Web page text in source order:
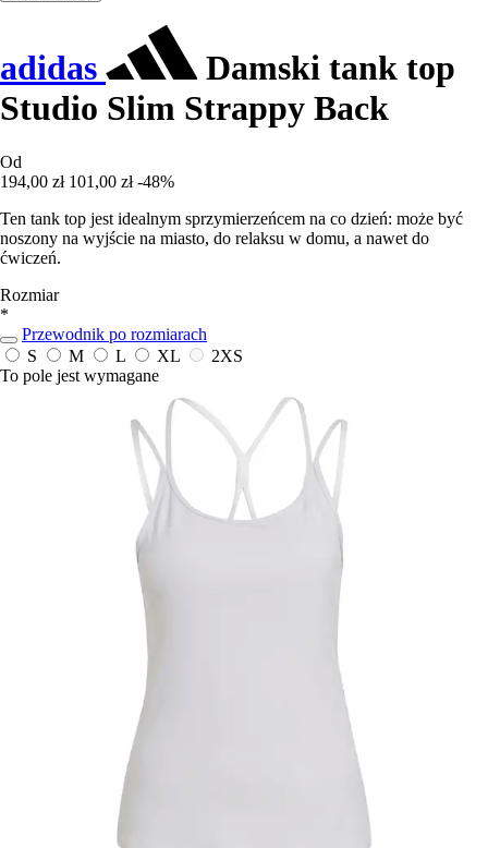
adidas
Damski tank top
Studio Slim Strappy Back
Od
194,00 zł 101,00 zł -48%
Ten tank top jest idealnym sprzymierzeńcem na co dzień: może być
noszony na wyjście na miasto, do relaksu w domu, a nawet do
ćwiczeń.
Rozmiar
*
Przewodnik po rozmiarach
S
M L XL
2XS
To pole jest wymagane